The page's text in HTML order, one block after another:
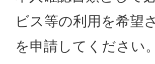
ビス等の利用を希望
を申請してください。